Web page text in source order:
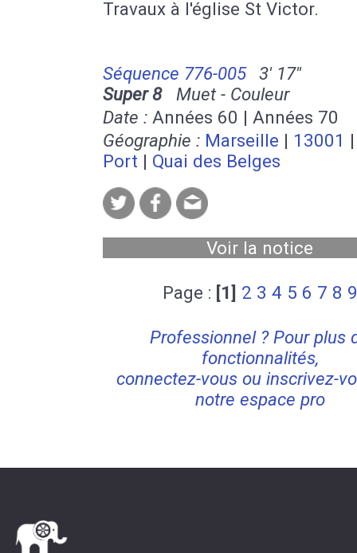
Travaux à l'église St Victor.
Séquence 776-005
3' 17''
Super 8Muet - Couleur
Date : Années 60 | Années 70
Géographie : Marseille | 13001
Port | Quai des Belges
Voir la notice
Page : [1] 2 3 4 5 6 7 8 9
Professionnel ? Pour plus
fonctionnalités,
connectez-vous ou inscrivez-
notre espace pro